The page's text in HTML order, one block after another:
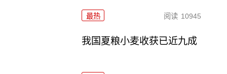
最热 阅读 10945
我国夏粮小麦收获已近九成